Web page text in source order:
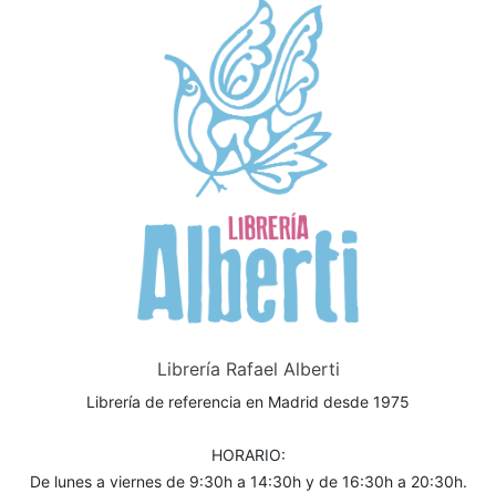
Librería Rafael Alberti
Librería de referencia en Madrid desde 1975
HORARIO:
De lunes a viernes de 9:30h a 14:30h y de 16:30h a 20:30h.